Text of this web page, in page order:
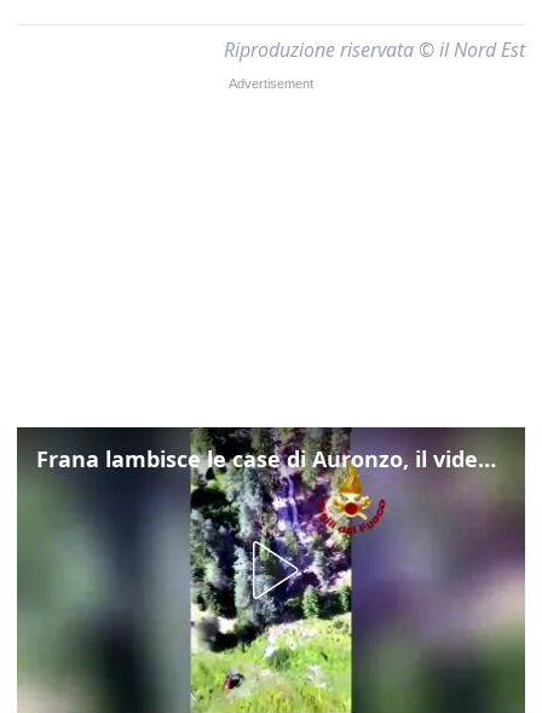
Riproduzione riservata © il Nord Est
Frana lambisce le case di Auronzo, il video dall'elicottero dei vigili del fuoco